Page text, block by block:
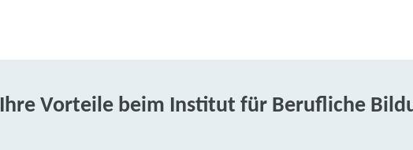
Ihre Vorteile beim Institut für Berufliche